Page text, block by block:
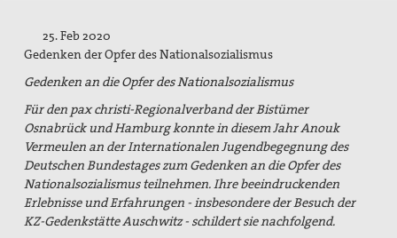
Veröffentlichungen
PaxpOSt
Arbeitshilfe zum Ersten Weltkrieg
Kontakt
Kriegsdienstverweigerung
25. Feb 2020
Gedenken der Opfer des Nationalsozialismus
Gedenken an die Opfer des Nationalsozialismus
Für den pax christi-Regionalverband der Bistümer
Osnabrück und Hamburg konnte in diesem Jahr Anouk
Vermeulen an der Internationalen Jugendbegegnung des
Deutschen Bundestages zum Gedenken an die Opfer des
Nationalsozialismus teilnehmen. Ihre beeindruckenden
Erlebnisse und Erfahrungen - insbesondere der Besuch der
KZ-Gedenkstätte Auschwitz - schildert sie nachfolgend.